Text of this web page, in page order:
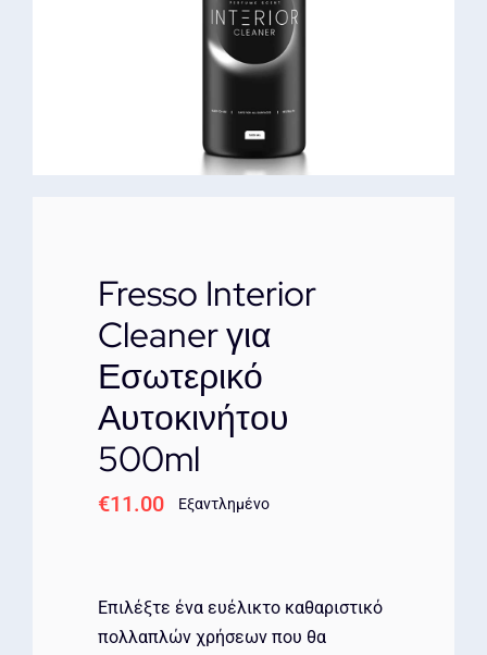
ΕΠΙΚΟΙΝΩΝΙΑ
Fresso Interior
Cleaner για
Εσωτερικό
Αυτοκινήτου
500ml
€11.00 Εξαντλημένο
Επιλέξτε ένα ευέλικτο καθαριστικό
πολλαπλών χρήσεων που θα